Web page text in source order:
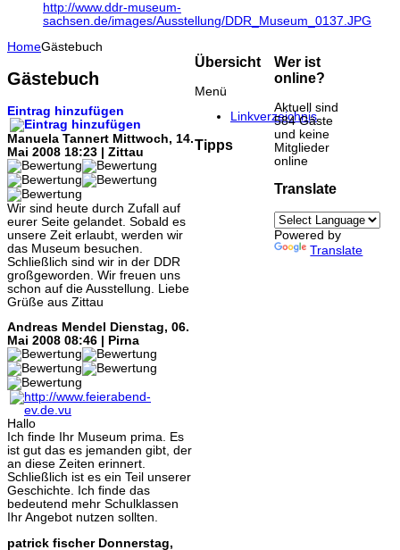
http://www.ddr-museum-
sachsen.de/images/Ausstellung/DDR_Museum_0137.JPG
HomeGästebuch
Gästebuch
Eintrag hinzufügen
Manuela Tannert Mittwoch, 14.
Mai 2008 18:23 | Zittau
Wir sind heute durch Zufall auf
eurer Seite gelandet. Sobald es
unsere Zeit erlaubt, werden wir
das Museum besuchen.
Schließlich sind wir in der DDR
großgeworden. Wir freuen uns
schon auf die Ausstellung. Liebe
Grüße aus Zittau
Andreas Mendel
Dienstag, 06.
Mai 2008 08:46 | Pirna
Hallo
Ich finde Ihr Museum prima. Es
ist gut das es jemanden gibt, der
an diese Zeiten erinnert.
Schließlich ist es ein Teil unserer
Geschichte. Ich finde das
bedeutend mehr Schulklassen
Ihr Angebot nutzen sollten.
patrick fischer Donnerstag,
Übersicht
Menü
Linkverzeichnis
Tipps
Wer ist
online?
Aktuell sind
584 Gäste
und keine
Mitglieder
online
Translate
Powered by
Translate